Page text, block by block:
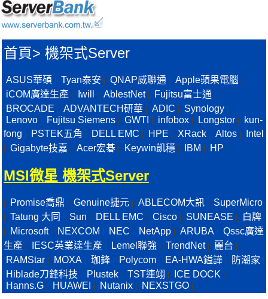
首頁> 機架式Server
ASUS華碩 Tyan泰安 QNAP威聯通 Apple蘋果電腦
iCOM廣達生產 Iwill AblestNet| Fujitsu富士通
BROCADE ADVANTECH研華 ADIC Synology
Lenovo Fujitsu Siemens GWTI infobox Longstor
kun-
fong
PSTEK五角 DELL EMC HPE XRack Altos Intel
Gigabyte技嘉 Acer宏碁 Keywin凱穩 IBM HP
MSI微星 機架式Server
Promise喬鼎 Genuine捷元 ABLECOM大訊 SuperMicro
Tatung 大同 Sun DELL EMC Cisco SUNEASE 白牌
Microsoft| NEXCOM NEC NetApp ARUBA
Qssc廣達
生產
IESC英業達生產 Lemel聯強 TrendNet| 麗台
RAMStar MOXA 珈鋒 Polycom EA-HWA鎰譁 防潮家
Hiblade刀鋒科技 Plustek TST連翊 ICE DOCK
Hanns.G HUAWEI Nutanix NEXSTGO